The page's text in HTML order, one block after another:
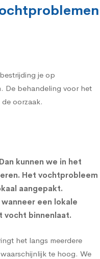
je op
De behandeling voor het
oorzaak.
kunnen we in het
. Het vochtprobleem
aangepakt.
een lokale
vocht binnenlaat.
het langs meerdere
te hoog. We